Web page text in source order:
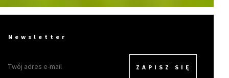
Newsletter
ZAPISZ SIĘ